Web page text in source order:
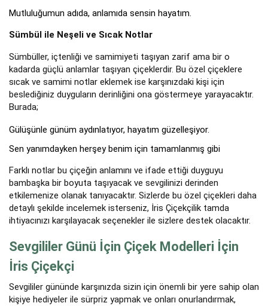
Mutluluğumun adıda, anlamıda sensin hayatım.
Sümbül ile Neşeli ve Sıcak Notlar
Sümbüller, içtenliği ve samimiyeti taşıyan zarif ama bir o
kadarda güçlü anlamlar taşıyan çiçeklerdir. Bu özel çiçeklere
sıcak ve samimi notlar eklemek ise karşınızdaki kişi için
beslediğiniz duyguların derinliğini ona göstermeye yarayacaktır.
Burada;
Gülüşünle günüm aydınlatıyor, hayatım güzelleşiyor.
Sen yanımdayken herşey benim için tamamlanmış gibi
Farklı notlar bu çiçeğin anlamını ve ifade ettiği duyguyu
bambaşka bir boyuta taşıyacak ve sevgilinizi derinden
etkilemenize olanak tanıyacaktır. Sizlerde bu özel çiçekleri daha
detaylı şekilde incelemek isterseniz, İris Çiçekçilik tamda
ihtiyacınızı karşılayacak seçenekler ile sizlere destek olacaktır.
Sevgililer Günü İçin Çiçek Modelleri İçin
İris Çiçekçi
Sevgililer gününde karşınızda sizin için önemli bir yere sahip olan
kişiye hediyeler ile sürpriz yapmak ve onları onurlandırmak,